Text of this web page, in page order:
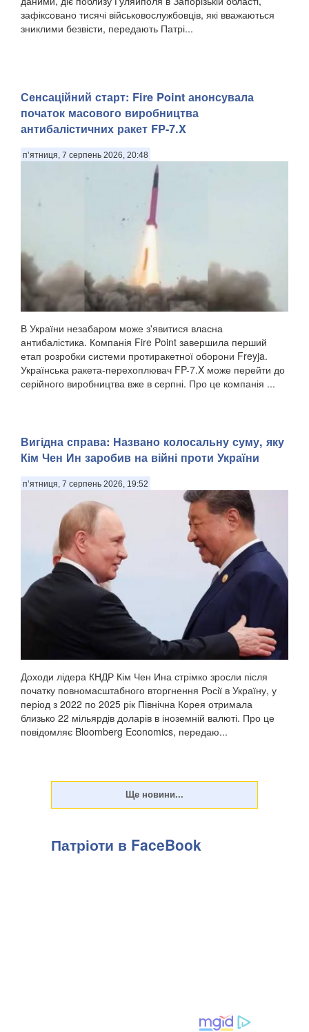
зафіксовано тисячі військовослужбовців, які вважаються
зниклими безвісти, передають Патрі...
Сенсаційний старт: Fire Point анонсувала
початок масового виробництва
антибалістичних ракет FP-7.X
п’ятниця, 7 серпень 2026, 20:48
В України незабаром може з'явитися власна
антибалістика. Компанія Fire Point завершила перший
етап розробки системи протиракетної оборони Freyja.
Українська ракета-перехоплювач FP-7.X може перейти до
серійного виробництва вже в серпні. Про це компанія ...
Вигідна справа: Названо колосальну суму, яку
Кім Чен Ин заробив на війні проти України
п’ятниця, 7 серпень 2026, 19:52
Доходи лідера КНДР Кім Чен Ина стрімко зросли після
початку повномасштабного вторгнення Росії в Україну, у
період з 2022 по 2025 рік Північна Корея отримала
близько 22 мільярдів доларів в іноземній валюті. Про це
повідомляє Bloomberg Economics, передаю...
Патріоти в FaceBook